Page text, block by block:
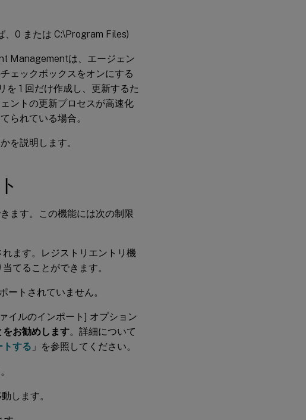
、0 または C:\Program Files)
Managementは、エージェン
ェックボックスをオンにする
1 回だけ作成し、更新するた
ントの更新プロセスが高速化
られている場合。
を説明します。
ます。この機能には次の制限
ます。レジストリエントリ機
てることができます。
ートされていません。
イルのインポート] オプション
お勧めします。詳細について
トする 」を参照してください。
します。